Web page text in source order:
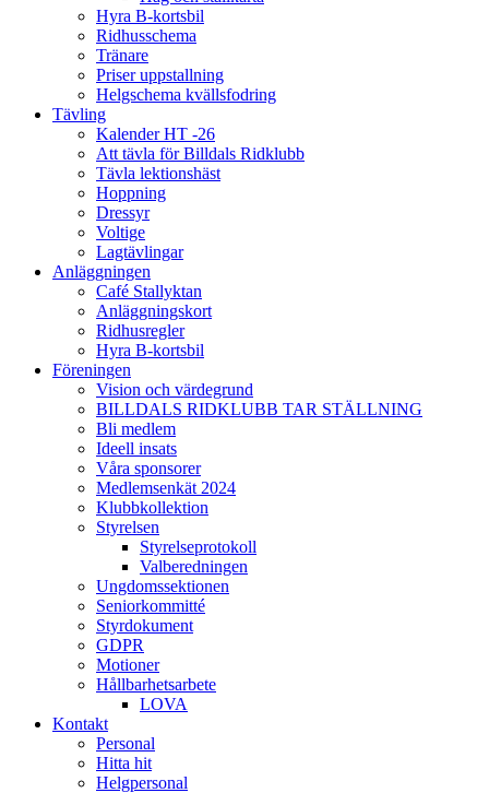
Hyra B-kortsbil
Ridhusschema
Tränare
Priser uppstallning
Helgschema kvällsfodring
Tävling
Kalender HT -26
Att tävla för Billdals Ridklubb
Tävla lektionshäst
Hoppning
Dressyr
Voltige
Lagtävlingar
Anläggningen
Café Stallyktan
Anläggningskort
Ridhusregler
Hyra B-kortsbil
Föreningen
Vision och värdegrund
BILLDALS RIDKLUBB TAR STÄLLNING
Bli medlem
Ideell insats
Våra sponsorer
Medlemsenkät 2024
Klubbkollektion
Styrelsen
Styrelseprotokoll
Valberedningen
Ungdomssektionen
Seniorkommitté
Styrdokument
GDPR
Motioner
Hållbarhetsarbete
LOVA
Kontakt
Personal
Hitta hit
Helgpersonal